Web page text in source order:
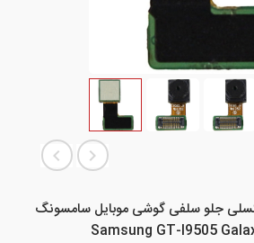
2 مگاپیکسلی جلو سلفی گوشی موبایل سامسونگ